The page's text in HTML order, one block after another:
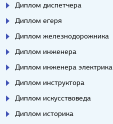
Диплом диспетчера
Диплом егеря
Диплом железнодорожника
Диплом инженера
Диплом инженера электрика
Диплом инструктора
Диплом искусствоведа
Диплом историка